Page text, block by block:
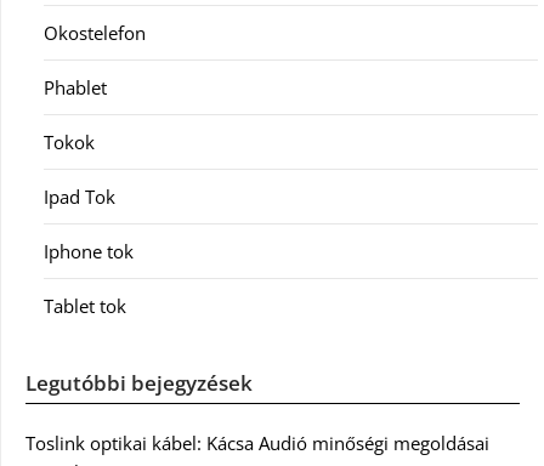
Okostelefon
Phablet
Tokok
Ipad Tok
Iphone tok
Tablet tok
Legutóbbi bejegyzések
Toslink optikai kábel: Kácsa Audió minőségi megoldásai